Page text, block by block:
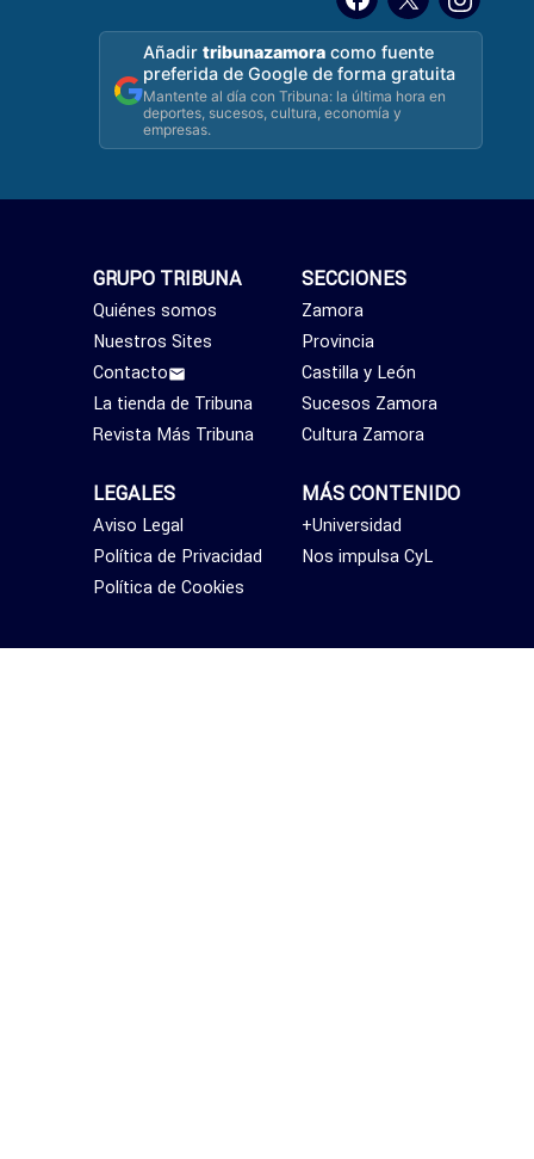
Añadirtribunazamora como fuente
preferida de Google de forma gratuita
Mantente al día con Tribuna: la última hora en
deportes, sucesos, cultura, economía y
empresas.
SECCIONES
Zamora
Provincia
Castilla y León
Sucesos Zamora
Cultura Zamora
MÁS CONTENIDO
+Universidad
Nos impulsa CyL
GRUPO TRIBUNA
Quiénes somos
Nuestros Sites
Contacto
La tienda de Tribuna
Revista Más Tribuna
LEGALES
Aviso Legal
Política de Privacidad
Política de Cookies